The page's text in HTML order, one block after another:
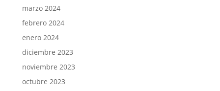
marzo 2024
febrero 2024
enero 2024
diciembre 2023
noviembre 2023
octubre 2023